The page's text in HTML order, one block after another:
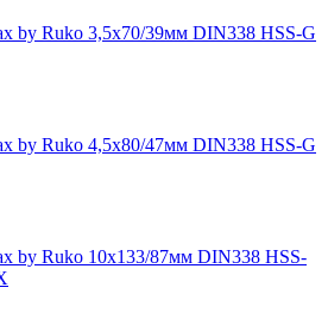
by Ruko 3,5x70/39мм DIN338 HSS-G
by Ruko 4,5x80/47мм DIN338 HSS-G
by Ruko 10x133/87мм DIN338 HSS-